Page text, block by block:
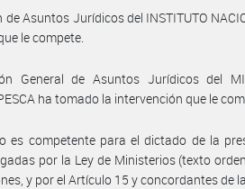
de Asuntos Jurídicos del INSTITUTO
le compete.
General de Asuntos Jurídicos del
ha tomado la intervención que le
es competente para el dictado de la
por la Ley de Ministerios (texto
y por el Artículo 15 y concordantes de